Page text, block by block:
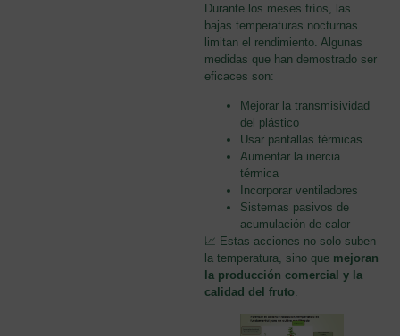
Durante los meses fríos, las
bajas temperaturas nocturnas
limitan el rendimiento. Algunas
medidas que han demostrado ser
eficaces son:
Mejorar la transmisividad
del plástico
Usar pantallas térmicas
Aumentar la inercia
térmica
Incorporar ventiladores
Sistemas pasivos de
acumulación de calor
📈 Estas acciones no solo suben
la temperatura, sino que mejoran
la producción comercial y la
calidad del fruto.